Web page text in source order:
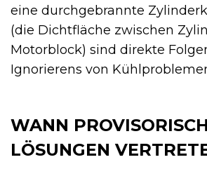
eine durchgebrannte
(die Dichtfläche zwischen
Motorblock) sind direkte
Ignorierens von
WANN
LÖSUNGEN